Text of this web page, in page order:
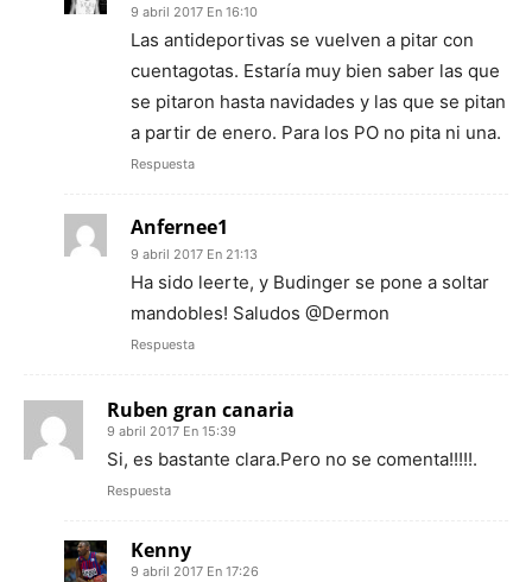
9 abril 2017 En 16:10
Las antideportivas se vuelven a pitar con
cuentagotas. Estaría muy bien saber las que
se pitaron hasta navidades y las que se pitan
a partir de enero. Para los PO no pita ni una.
Respuesta
Anfernee1
9 abril 2017 En 21:13
Ha sido leerte, y Budinger se pone a soltar
mandobles! Saludos @Dermon
Respuesta
Ruben gran canaria
9 abril 2017 En 15:39
Si, es bastante clara.Pero no se comenta!!!!!.
Respuesta
Kenny
9 abril 2017 En 17:26